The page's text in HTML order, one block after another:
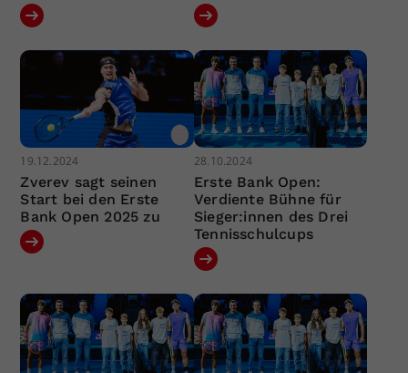
19.12.2024
Zverev sagt seinen
Start bei den Erste
Bank Open 2025 zu
28.10.2024
Erste Bank Open:
Verdiente Bühne für
Sieger:innen des Drei
Tennisschulcups